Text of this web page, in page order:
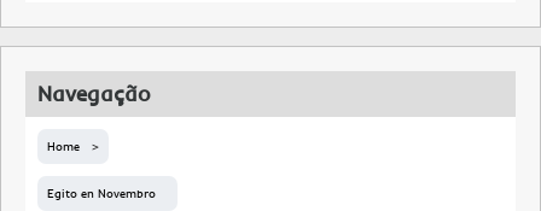
Navegação
Home
Egito en Novembro